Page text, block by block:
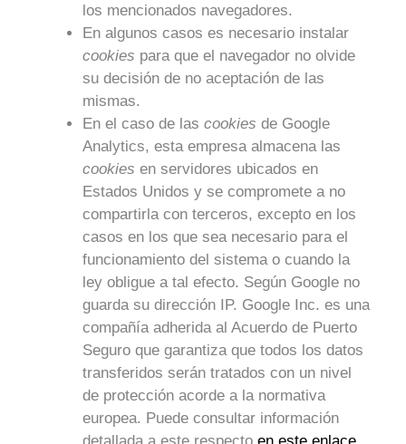
los mencionados navegadores.
En algunos casos es necesario instalar
cookies para que el navegador no olvide
su decisión de no aceptación de las
mismas.
En el caso de las cookies de Google
Analytics, esta empresa almacena las
cookies en servidores ubicados en
Estados Unidos y se compromete a no
compartirla con terceros, excepto en los
casos en los que sea necesario para el
funcionamiento del sistema o cuando la
ley obligue a tal efecto. Según Google no
guarda su dirección IP. Google Inc. es una
compañía adherida al Acuerdo de Puerto
Seguro que garantiza que todos los datos
transferidos serán tratados con un nivel
de protección acorde a la normativa
europea. Puede consultar información
detallada a este respecto en este enlace.